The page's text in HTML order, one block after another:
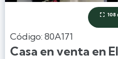
 108
Código: 80A171
Casa en venta en